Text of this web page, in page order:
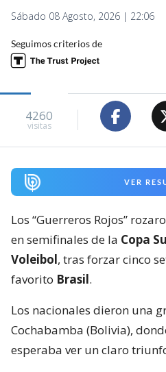
Sábado 08 Agosto, 2026 | 22:06
Seguimos criterios de
4260
visitas
VER
Los “Guerreros Rojos”
en semifinales de la Copa
Voleibol, tras forzar cinco
favorito Brasil.
Los nacionales dieron una
Cochabamba (Bolivia),
esperaba ver un claro